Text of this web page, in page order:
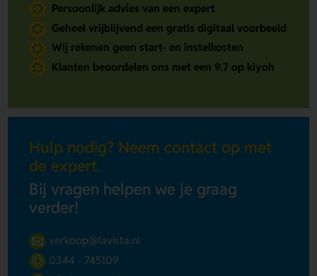
Persoonlijk advies van een expert
Geheel vrijblijvend een gratis digitaal voorbeeld
Wij rekenen geen start- en instelkosten
Klanten beoordelen ons met een 9.7 op kiyoh
Hulp nodig? Neem contact op met
de expert.
Bij vragen helpen we je graag
verder!
verkoop@lavista.nl
0344 - 745109